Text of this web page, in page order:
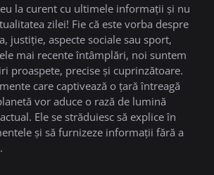
la curent cu ultimele informații și nu
zilei! Fie că este vorba despre
justiție, aspecte sociale sau sport,
mai recente întâmplări, noi suntem
proaspete, precise și cuprinzătoare.
care captivează o țară întreagă
vor aduce o rază de lumină
Ele se străduiesc să explice în
și să furnizeze informații fără a